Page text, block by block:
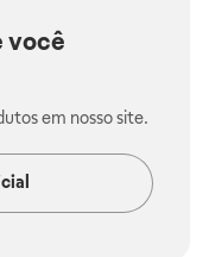
você
em nosso site.